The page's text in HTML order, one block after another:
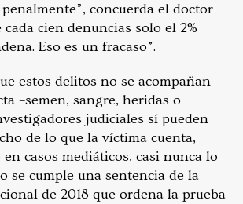
concuerda el doctor
cada cien denuncias solo el 2%
Eso es un fracaso”.
estos delitos no se acompañan
–semen, sangre, heridas o
judiciales sí pueden
de lo que la víctima cuenta,
casos mediáticos, casi nunca lo
se cumple una sentencia de la
de 2018 que ordena la prueba